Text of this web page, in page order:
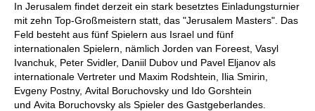
In Jerusalem findet derzeit ein stark besetztes Einladungsturnier
mit zehn Top-Großmeistern statt, das "Jerusalem Masters". Das
Feld besteht aus fünf Spielern aus Israel und fünf
internationalen Spielern, nämlich Jorden van Foreest, Vasyl
Ivanchuk, Peter Svidler, Daniil Dubov und Pavel Eljanov als
internationale Vertreter und Maxim Rodshtein, Ilia Smirin,
Evgeny Postny, Avital Boruchovsky und Ido Gorshtein
und Avita Boruchovsky als Spieler des Gastgeberlandes.